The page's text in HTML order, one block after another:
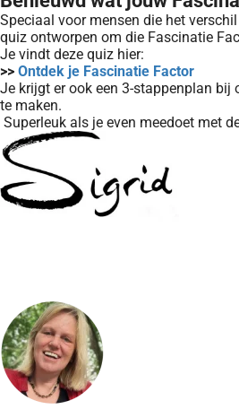
Speciaal voor mensen die het
quiz ontworpen om die Fascinatie
Je vindt deze quiz hier:
>> Ontdek je Fascinatie Factor
Je krijgt er ook een 3-stappenplan bij
te maken.
Superleuk als je even meedoet met